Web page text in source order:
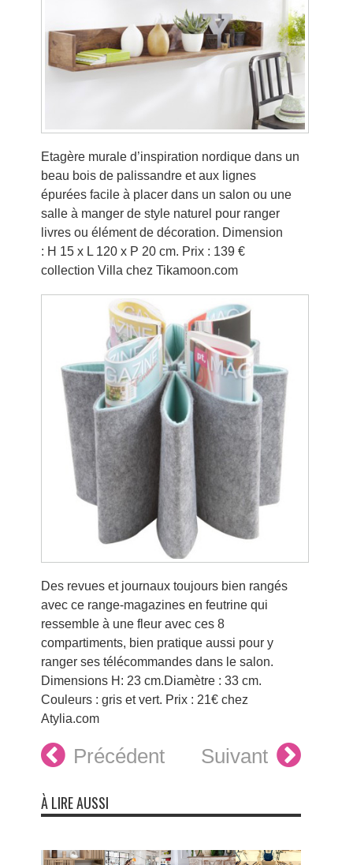
Etagère murale d’inspiration nordique dans un
beau bois de palissandre et aux lignes
épurées facile à placer dans un salon ou une
salle à manger de style naturel pour ranger
livres ou élément de décoration. Dimension
: H 15 x L 120 x P 20 cm. Prix : 139 €
collection Villa chez Tikamoon.com
Des revues et journaux toujours bien rangés
avec ce range-magazines en feutrine qui
ressemble à une fleur avec ces 8
compartiments, bien pratique aussi pour y
ranger ses télécommandes dans le salon.
Dimensions H: 23 cm.Diamètre : 33 cm.
Couleurs : gris et vert. Prix : 21€ chez
Atylia.com
Précédent Suivant
À LIRE AUSSI